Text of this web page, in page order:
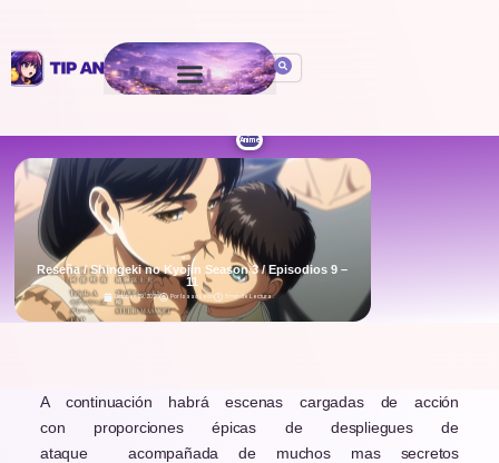
Anime
Reseña / Shingeki no Kyojin Season 3 / Episodios 9 –
11
October 29, 2020 Por Isaac León 5 min de Lectura.
A continuación habrá escenas cargadas de acción
con proporciones épicas de despliegues de
ataque acompañada de muchos mas secretos